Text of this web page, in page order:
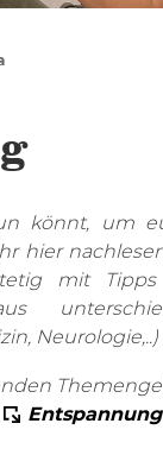
könnt, um
hier
mit